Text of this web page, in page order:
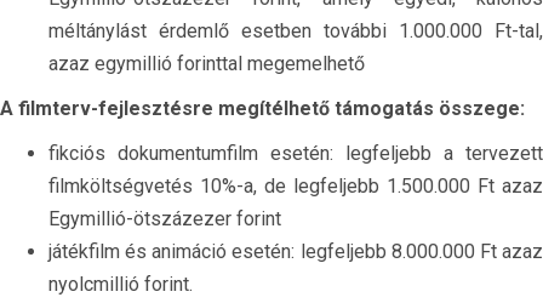
méltánylást érdemlő esetben további 1.000.000 Ft-tal,
azaz egymillió forinttal megemelhető
A filmterv-fejlesztésre megítélhető támogatás összege:
fikciós dokumentumfilm esetén: legfeljebb a tervezett
filmköltségvetés 10%-a, de legfeljebb 1.500.000 Ft azaz
Egymillió-ötszázezer forint
játékfilm és animáció esetén: legfeljebb 8.000.000 Ft azaz
nyolcmillió forint.